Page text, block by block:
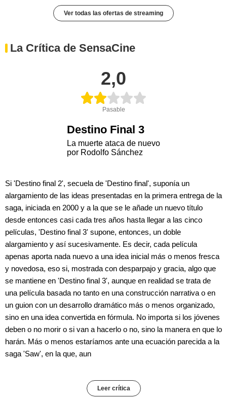
Ver todas las ofertas de streaming
La Crítica de SensaCine
2,0
Pasable
Destino Final 3
La muerte ataca de nuevo
por Rodolfo Sánchez
Si 'Destino final 2', secuela de 'Destino final', suponía un
alargamiento de las ideas presentadas en la primera entrega de la
saga, iniciada en 2000 y a la que se le añade un nuevo título
desde entonces casi cada tres años hasta llegar a las cinco
películas, 'Destino final 3' supone, entonces, un doble
alargamiento y así sucesivamente. Es decir, cada película
apenas aporta nada nuevo a una idea inicial más o menos fresca
y novedosa, eso si, mostrada con desparpajo y gracia, algo que
se mantiene en 'Destino final 3', aunque en realidad se trata de
una película basada no tanto en una construcción narrativa o en
un guion con un desarrollo dramático más o menos organizado,
sino en una idea convertida en fórmula. No importa si los jóvenes
deben o no morir o si van a hacerlo o no, sino la manera en que lo
harán. Más o menos estaríamos ante una ecuación parecida a la
saga 'Saw', en la que, aun
Leer crítica